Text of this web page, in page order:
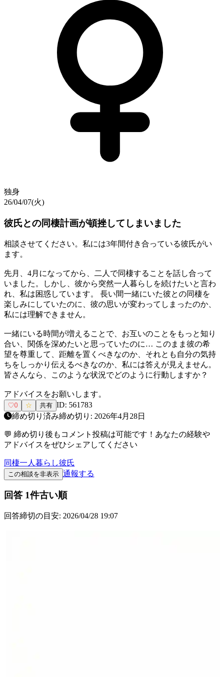
独身
26/04/07(火)
彼氏との同棲計画が頓挫してしまいました
相談させてください。私には3年間付き合っている彼氏がい
ます。
先月、4月になってから、二人で同棲することを話し合って
いました。しかし、彼から突然一人暮らしを続けたいと言わ
れ、私は困惑しています。 長い間一緒にいた彼との同棲を
楽しみにしていたのに、彼の思いが変わってしまったのか、
私には理解できません。
一緒にいる時間が増えることで、お互いのことをもっと知り
合い、関係を深めたいと思っていたのに… このまま彼の希
望を尊重して、距離を置くべきなのか、それとも自分の気持
ちをしっかり伝えるべきなのか、私には答えが見えません。
皆さんなら、このような状況でどのように行動しますか？
アドバイスをお願いします。
♡0 ☆ 共有 ID: 561783
締め切り済み締め切り: 2026年4月28日
💬 締め切り後もコメント投稿は可能です！あなたの経験や
アドバイスをぜひシェアしてください
同棲一人暮らし彼氏
この相談を非表示 通報する
回答 1件古い順
回答締切の目安: 2026/04/28 19:07